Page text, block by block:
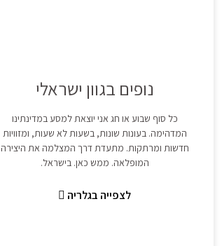
נופים בגוון ישראלי
כל סוף שבוע או חג אני יוצאת למסע במדינתינו
המדהימה. בעונות שונות, בשעות לא שעות, ומזוויות
חדשות ומרתקות. מתעדת דרך המצלמה את היצירה
המופלאה. ממש כאן. בישראל.
לצפייה בגלריה